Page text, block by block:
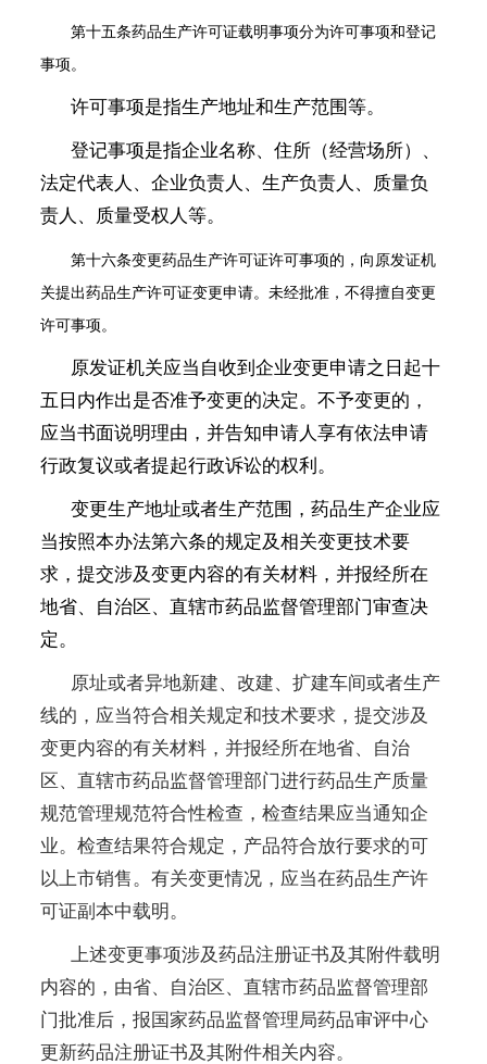
第十五条药品生产许可证载明事项分为许可事项和登记
事项。
许可事项是指生产地址和生产范围等。
登记事项是指企业名称、住所（经营场所）、
法定代表人、企业负责人、生产负责人、质量负
责人、质量受权人等。
第十六条变更药品生产许可证许可事项的，向原发证机
关提出药品生产许可证变更申请。未经批准，不得擅自变更
许可事项。
原发证机关应当自收到企业变更申请之日起十
五日内作出是否准予变更的决定。不予变更的，
应当书面说明理由，并告知申请人享有依法申请
行政复议或者提起行政诉讼的权利。
变更生产地址或者生产范围，药品生产企业应
当按照本办法第六条的规定及相关变更技术要
求，提交涉及变更内容的有关材料，并报经所在
地省、自治区、直辖市药品监督管理部门审查决
定。
原址或者异地新建、改建、扩建车间或者生产
线的，应当符合相关规定和技术要求，提交涉及
变更内容的有关材料，并报经所在地省、自治
区、直辖市药品监督管理部门进行药品生产质量
规范管理规范符合性检查，检查结果应当通知企
业。检查结果符合规定，产品符合放行要求的可
以上市销售。有关变更情况，应当在药品生产许
可证副本中载明。
上述变更事项涉及药品注册证书及其附件载明
内容的，由省、自治区、直辖市药品监督管理部
门批准后，报国家药品监督管理局药品审评中心
更新药品注册证书及其附件相关内容。